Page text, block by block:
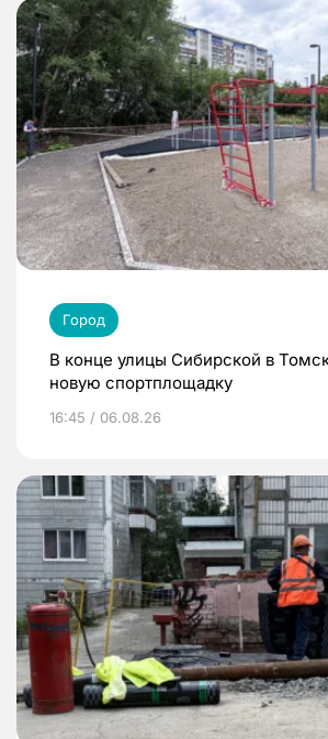
Город
В конце улицы Сибирской в
новую спортплощадку
16:45 / 06.08.26